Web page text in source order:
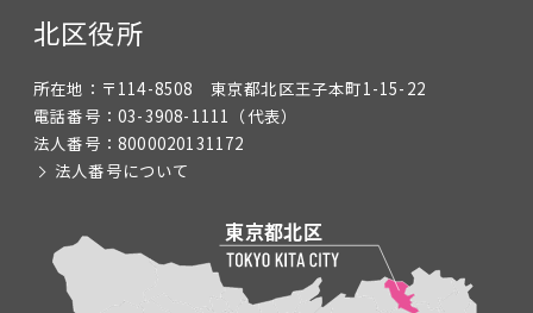
北区役所
所在地： 〒114-8508 東京都北区王子本町1-15-22
電話番号： 03-3908-1111 （代表）
法人番号： 8000020131172
法人番号について